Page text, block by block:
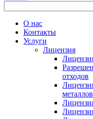
О нас
Контакты
Услуги
Лицензия
отходов
металлов